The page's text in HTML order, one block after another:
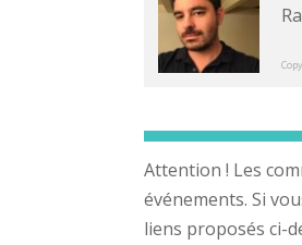
Attention ! Les
événements. Si
liens proposés ci-